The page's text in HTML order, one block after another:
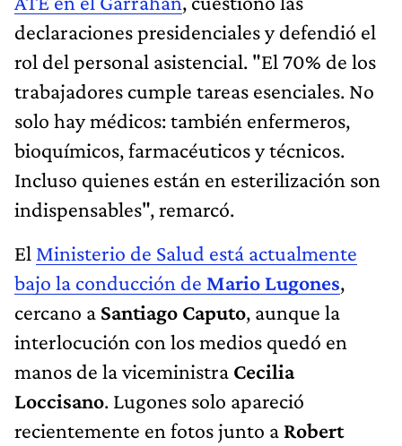
declaraciones presidenciales y defendió el
rol del personal asistencial. "El 70% de los
trabajadores cumple tareas esenciales. No
solo hay médicos: también enfermeros,
bioquímicos, farmacéuticos y técnicos.
Incluso quienes están en esterilización son
indispensables", remarcó.
El Ministerio de Salud está actualmente
bajo la conducción de Mario Lugones,
cercano a Santiago Caputo, aunque la
interlocución con los medios quedó en
manos de la viceministra Cecilia
Loccisano. Lugones solo apareció
recientemente en fotos junto a Robert